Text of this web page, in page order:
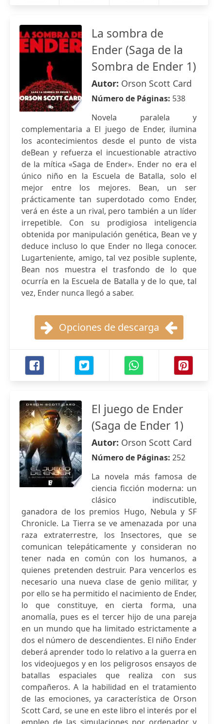
La sombra de
Ender (Saga de la
Sombra de Ender 1)
Autor: Orson Scott Card
Número de Páginas: 538
Novela paralela y
complementaria a El juego de Ender, ilumina
los acontecimientos desde el punto de vista
deBean y refuerza el incuestionable atractivo
de la mítica «Saga de Ender». Ender no era el
único niño en la Escuela de Batalla, solo el
mejor entre los mejores. Bean, un ser
prácticamente tan superdotado como Ender,
verá en éste a un rival, pero también a un líder
irrepetible. Con su prodigiosa inteligencia
obtenida por manipulación genética, Bean ve y
deduce incluso lo que Ender no llega conocer.
Lugarteniente, amigo, tal vez posible suplente,
Bean nos muestra el trasfondo de lo que
ocurría en la Escuela de Batalla y de lo que, tal
vez, Ender nunca llegó a saber.
Opciones de descarga
El juego de Ender
(Saga de Ender 1)
Autor: Orson Scott Card
Número de Páginas: 252
La novela más famosa de
ciencia ficción moderna: un
clásico indiscutible,
ganadora de los premios Hugo, Nebula y SF
Chronicle. La Tierra se ve amenazada por una
raza extraterrestre, los Insectores, que se
comunican telepáticamente y consideran no
tener nada en común con los humanos, a
quienes pretenden destruir. Para vencerlos es
necesario una nueva clase de genio militar, y
por ello se ha permitido el nacimiento de Ender,
lo que constituye, en cierta forma, una
anomalía, pues es el tercer hijo de una pareja
en un mundo que ha limitado estrictamente a
dos el número de descendientes. El niño Ender
deberá aprender todo lo relativo a la guerra en
los videojuegos y en los peligrosos ensayos de
batallas espaciales que realiza con sus
compañeros. A la habilidad en el tratamiento
de las emociones, ya característica de Orson
Scott Card, se une en este libro el interés por el